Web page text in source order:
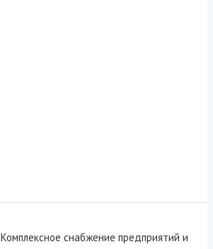
Комплексное снабжение предприятий и